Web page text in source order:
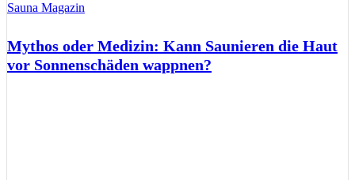
Sauna Magazin
Mythos oder Medizin: Kann Saunieren die Haut
vor Sonnenschäden wappnen?